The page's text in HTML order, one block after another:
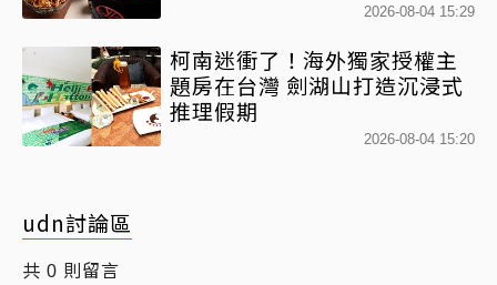
2026-08-04 15:29
柯南迷衝了！海外獨家授權主
題房在台灣 劍湖山打造沉浸式
推理假期
2026-08-04 15:20
udn討論區
共 0 則留言